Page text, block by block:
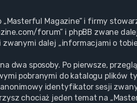
Magazine” i firmy
forum” i phpBB zwane dalej
zwanymi dalej „informacjami o
dwa sposoby. Po pierwsze,
pobranymi do katalogu
identyfikator sesji
chociaż jeden temat na